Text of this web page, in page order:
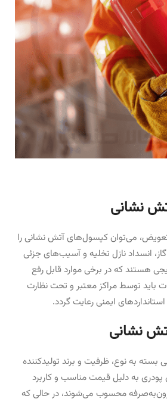
نشانی
می‌توان کپسول‌های آتش نشانی را
انسداد نازل تخلیه و آسیب‌های جزئی
هستند که در برخی موارد قابل رفع
باید توسط مراکز معتبر و تحت نظارت
ایمنی رعایت گردد.
نشانی
به نوع، ظرفیت و برند تولیدکننده
به دلیل قیمت مناسب و کاربرد
محسوب می‌شوند، در حالی که